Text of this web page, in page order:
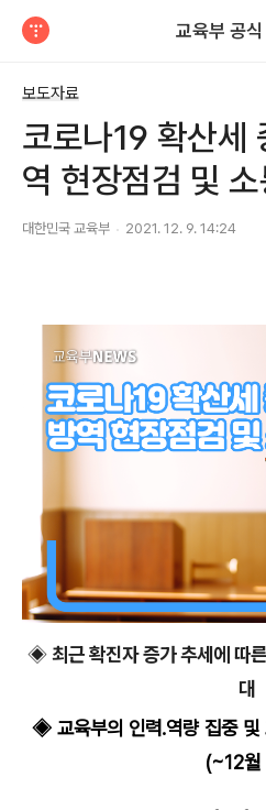
교육부 공
보도자료
코로나19 확산세
역 현장점검 및
대한민국 교육부 2021. 12. 9. 14:24
◈ 최근 확진자 증가 추세에 따
대
◈ 교육부의 인력.역량 집중 및
(~12월